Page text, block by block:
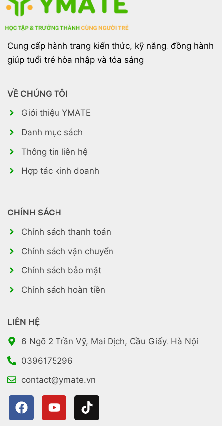
Cung cấp hành trang kiến thức, kỹ năng, đồng hành
giúp tuổi trẻ hòa nhập và tỏa sáng
VỀ CHÚNG TÔI
Giới thiệu YMATE
Danh mục sách
Thông tin liên hệ
Hợp tác kinh doanh
CHÍNH SÁCH
Chính sách thanh toán
Chính sách vận chuyển
Chính sách bảo mật
Chính sách hoàn tiền
LIÊN HỆ
6 Ngõ 2 Trần Vỹ, Mai Dịch, Cầu Giấy, Hà Nội
0396175296
contact@ymate.vn